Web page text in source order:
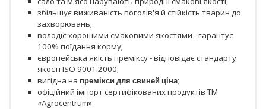
збільшує виживаність поголів'я й стійкість тварин до
захворювань;
володіє хорошими смаковими якостями - гарантує
100% поїдання корму;
європейська якість преміксу - відповідає стандарту
якості ISO 9001:2000;
вигідна на премікси для свиней ціна;
офіційний імпорт сертифікованих продуктів ТМ
«Agrocentrum».